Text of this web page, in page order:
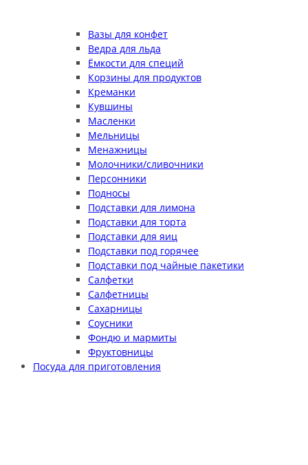
Вазы для конфет
Ведра для льда
Ёмкости для специй
Корзины для продуктов
Креманки
Кувшины
Масленки
Мельницы
Менажницы
Молочники/сливочники
Персонники
Подносы
Подставки для лимона
Подставки для торта
Подставки для яиц
Подставки под горячее
Подставки под чайные пакетики
Салфетки
Салфетницы
Сахарницы
Соусники
Фондю и мармиты
Фруктовницы
Посуда для приготовления